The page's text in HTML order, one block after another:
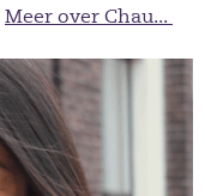
Meer over Chau...